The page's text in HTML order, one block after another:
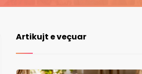
Artikujt e veçuar